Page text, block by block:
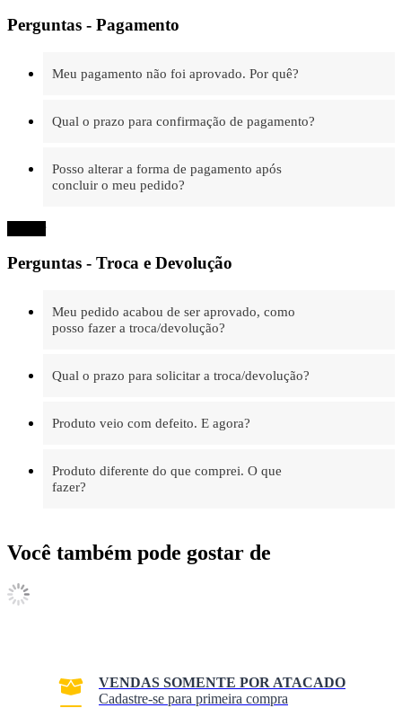
Perguntas - Pagamento
Meu pagamento não foi aprovado. Por quê?
Qual o prazo para confirmação de pagamento?
Posso alterar a forma de pagamento após
concluir o meu pedido?
Perguntas - Troca e Devolução
Meu pedido acabou de ser aprovado, como
posso fazer a troca/devolução?
Qual o prazo para solicitar a troca/devolução?
Produto veio com defeito. E agora?
Produto diferente do que comprei. O que
fazer?
Você também pode gostar de
VENDAS SOMENTE POR ATACADO
Cadastre-se para primeira compra